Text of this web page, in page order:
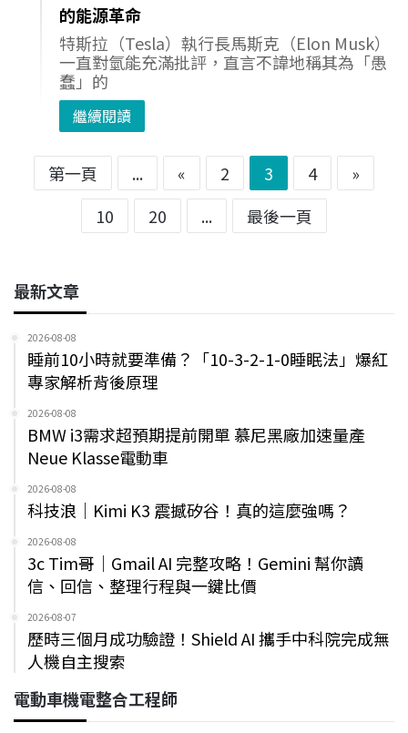
的能源革命
特斯拉（Tesla）執行長馬斯克（Elon Musk）
一直對氫能充滿批評，直言不諱地稱其為「愚
蠢」的
繼續閱讀
第一頁 ... « 2 3 4
»
10
20 ... 最後一頁
最新文章
2026-08-08
睡前10小時就要準備？「10-3-2-1-0睡眠法」爆紅
專家解析背後原理
2026-08-08
BMW i3需求超預期提前開單 慕尼黑廠加速量產
Neue Klasse電動車
2026-08-08
科技浪｜Kimi K3 震撼矽谷！真的這麼強嗎？
2026-08-08
3c Tim哥｜Gmail AI 完整攻略！Gemini 幫你讀
信、回信、整理行程與一鍵比價
2026-08-07
歷時三個月成功驗證！Shield AI 攜手中科院完成無
人機自主搜索
電動車機電整合工程師